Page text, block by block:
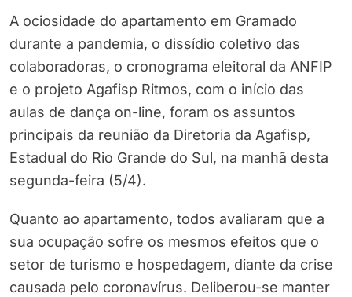
A ociosidade do apartamento em Gramado
durante a pandemia, o dissídio coletivo das
colaboradoras, o cronograma eleitoral da ANFIP
e o projeto Agafisp Ritmos, com o início das
aulas de dança on-line, foram os assuntos
principais da reunião da Diretoria da Agafisp,
Estadual do Rio Grande do Sul, na manhã desta
segunda-feira (5/4).
Quanto ao apartamento, todos avaliaram que a
sua ocupação sofre os mesmos efeitos que o
setor de turismo e hospedagem, diante da crise
causada pelo coronavírus. Deliberou-se manter